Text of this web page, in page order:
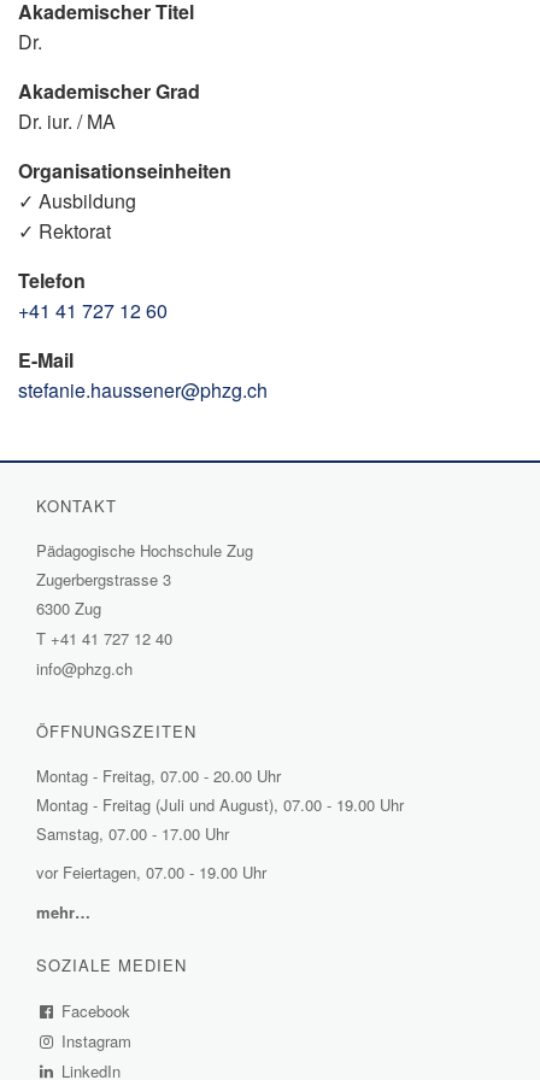
Akademischer Titel
Dr.
Akademischer Grad
Dr. iur. / MA
Organisationseinheiten
✓ Ausbildung
✓ Rektorat
Telefon
+41 41 727 12 60
E-Mail
stefanie.haussener@phzg.ch
KONTAKT
Pädagogische Hochschule Zug
Zugerbergstrasse 3
6300 Zug
T +41 41 727 12 40
info@phzg.ch
ÖFFNUNGSZEITEN
Montag - Freitag, 07.00 - 20.00 Uhr
Montag - Freitag (Juli und August), 07.00 - 19.00 Uhr
Samstag, 07.00 - 17.00 Uhr
vor Feiertagen, 07.00 - 19.00 Uhr
mehr…
SOZIALE MEDIEN
Facebook
Instagram
LinkedIn